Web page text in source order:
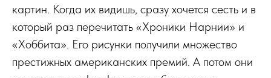
картин. Когда их видишь, сразу хочется сесть и в
который раз перечитать «Хроники Нарнии» и
«Хоббита». Его рисунки получили множество
престижных американских премий. А потом они